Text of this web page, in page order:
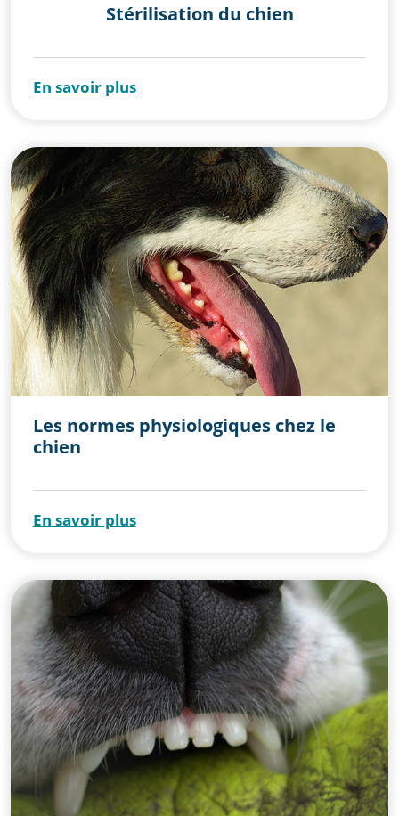
Stérilisation du chien
En savoir plus
Les normes physiologiques chez le
chien
En savoir plus